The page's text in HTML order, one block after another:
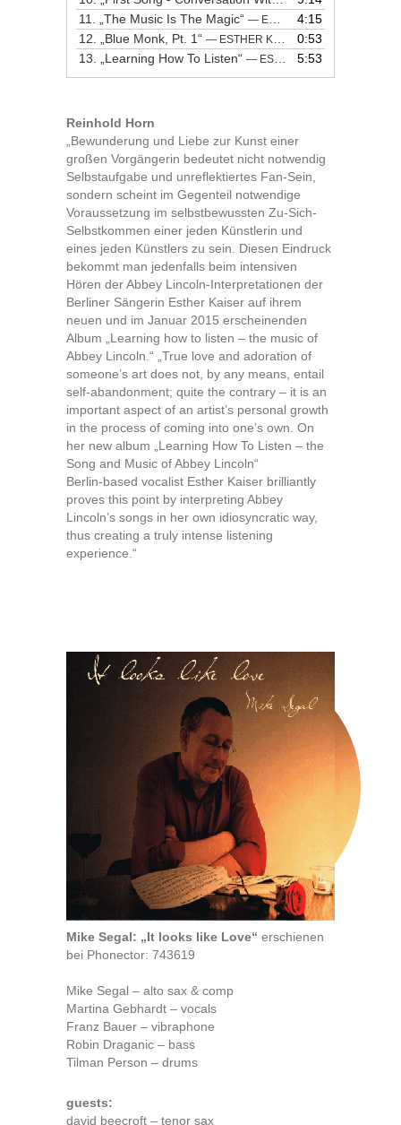
11.
„The Music Is The Magic“ — ESTHER KAISER
4:15
12.
„Blue Monk, Pt. 1“ — ESTHER KAISER
0:53
13.
„Learning How To Listen“ — ESTHER KAISER 5:53
Reinhold Horn
„Bewunderung und Liebe zur Kunst einer
großen Vorgängerin bedeutet nicht notwendig
Selbstaufgabe und unreflektiertes Fan-Sein,
sondern scheint im Gegenteil notwendige
Voraussetzung im selbstbewussten Zu-Sich-
Selbstkommen einer jeden Künstlerin und
eines jeden Künstlers zu sein. Diesen Eindruck
bekommt man jedenfalls beim intensiven
Hören der Abbey Lincoln-Interpretationen der
Berliner Sängerin Esther Kaiser auf ihrem
neuen und im Januar 2015 erscheinenden
Album „Learning how to listen – the music of
Abbey Lincoln.“ „True love and adoration of
someone’s art does not, by any means, entail
self-abandonment; quite the contrary – it is an
important aspect of an artist’s personal growth
in the process of coming into one’s own. On
her new album „Learning How To Listen – the
Song and Music of Abbey Lincoln“
Berlin-based vocalist Esther Kaiser brilliantly
proves this point by interpreting Abbey
Lincoln’s songs in her own idiosyncratic way,
thus creating a truly intense listening
experience.“
Mike Segal: „It looks like Love“ erschienen
bei Phonector: 743619
Mike Segal – alto sax & comp
Martina Gebhardt – vocals
Franz Bauer – vibraphone
Robin Draganic – bass
Tilman Person – drums
guests:
david beecroft – tenor sax